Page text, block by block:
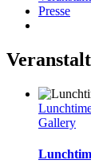
Presse
Gallery